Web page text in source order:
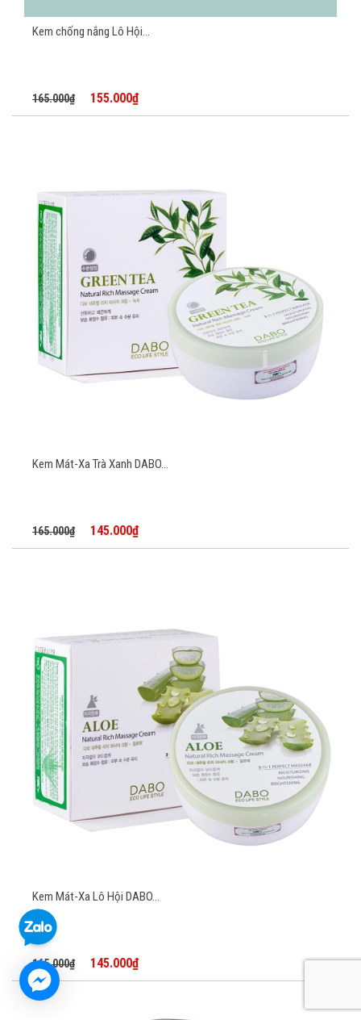
Kem chống nắng Lô Hội...
165.000₫ 155.000₫
Kem Mát-Xa Trà Xanh DABO...
165.000₫ 145.000₫
Kem Mát-Xa Lô Hội DABO...
165.000₫ 145.000₫